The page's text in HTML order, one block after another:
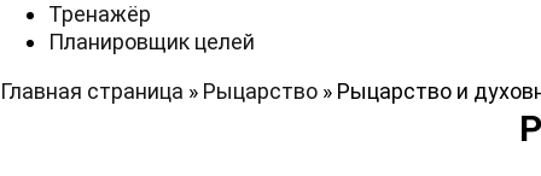
Тренажёр
Планировщик целей
Главная страница » Рыцарство » Рыцарство и